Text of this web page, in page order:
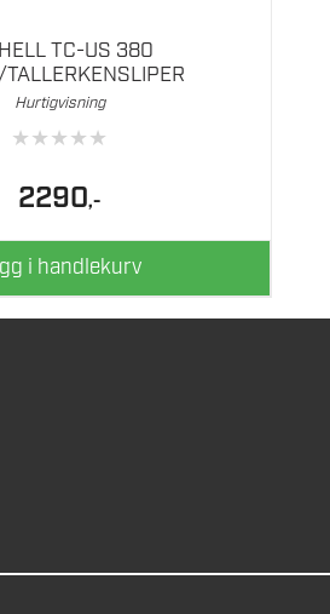
TC-US 380
Hurtigvisning
★★★★★
2290,-
i handlekurv